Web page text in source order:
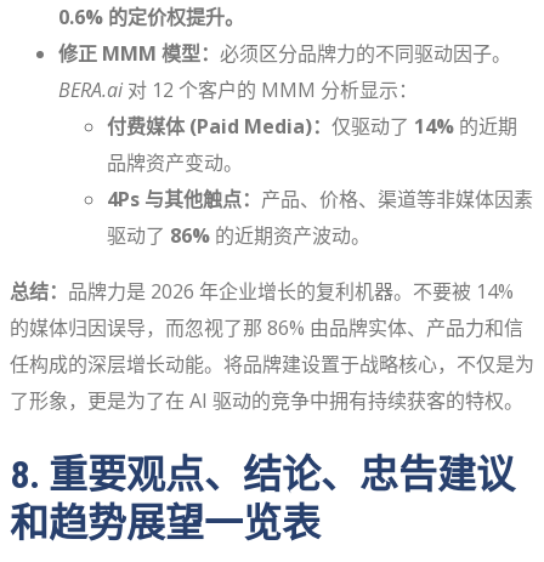
0.6% 的定价权提升。
修正 MMM 模型： 必须区分品牌力的不同驱动因子。
BERA.ai 对 12 个客户的 MMM 分析显示：
付费媒体 (Paid Media)： 仅驱动了 14% 的近期
品牌资产变动。
4Ps 与其他触点： 产品、价格、渠道等非媒体因素
驱动了 86% 的近期资产波动。
总结： 品牌力是 2026 年企业增长的复利机器。不要被 14%
的媒体归因误导，而忽视了那 86% 由品牌实体、产品力和信
任构成的深层增长动能。将品牌建设置于战略核心，不仅是为
了形象，更是为了在 AI 驱动的竞争中拥有持续获客的特权。
8. 重要观点、结论、忠告建议
和趋势展望一览表